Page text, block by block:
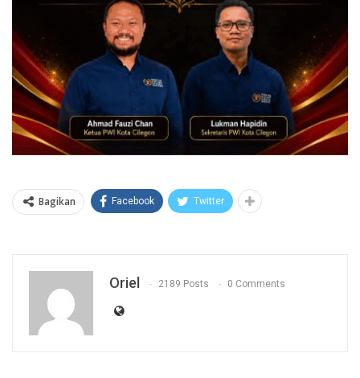
Bagikan Facebook Twitter
Oriel 2189 Posts 0 Comments